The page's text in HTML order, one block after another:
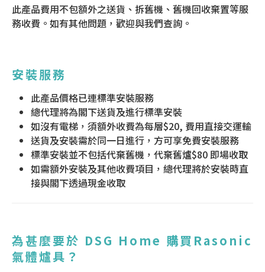
此產品費用不包額外之送貨、拆舊機、舊機回收棄置等服
務收費。如有其他問題，歡迎與我們查詢。
安裝服務
此產品價格已連標準安裝服務
總代理將為閣下送貨及進行標準安裝
如沒有電梯，須額外收費為每層$20, 費用直接交運輸
送貨及安裝需於同一日進行，方可享免費安裝服務
標準安裝並不包括代棄舊機，代棄舊爐$80 即場收取
如需額外安裝及其他收費項目，總代理將於安裝時直
接與閣下透過現金收取
為甚麼要於 DSG Home 購買Rasonic
氣體爐具？